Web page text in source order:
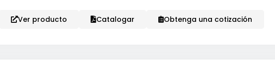
Ver producto Catalogar Obtenga una cotización